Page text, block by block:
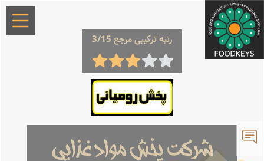
رتبه ترکیبی مرجع 3/15
شرکت پخش مواد غذایی
×
معرفی